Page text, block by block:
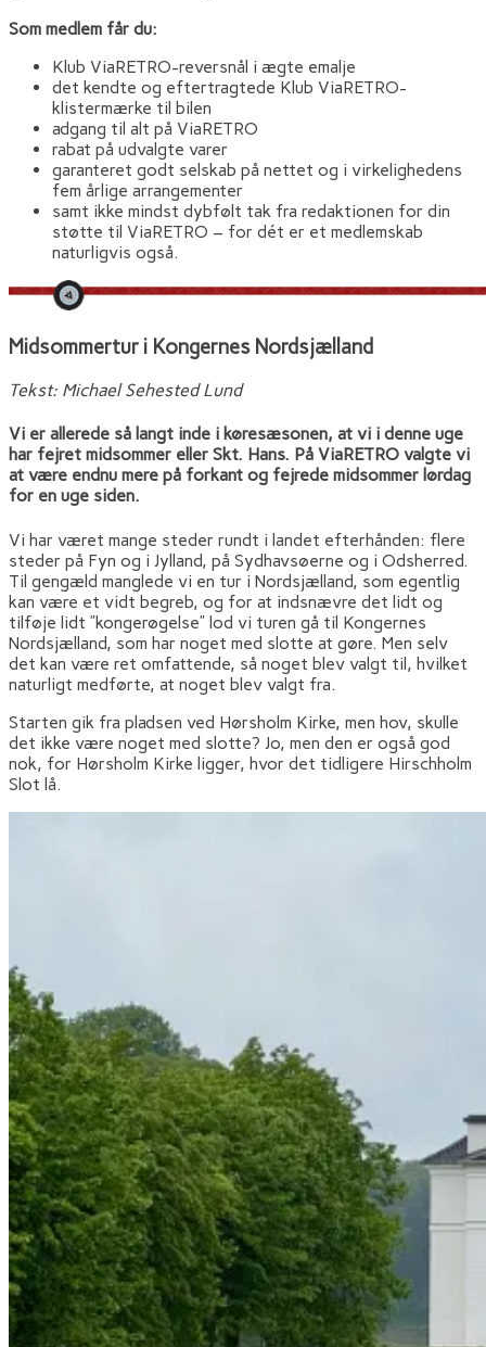
Som medlem får du:
Klub ViaRETRO-reversnål i ægte emalje
det kendte og eftertragtede Klub ViaRETRO-
klistermærke til bilen
adgang til alt på ViaRETRO
rabat på udvalgte varer
garanteret godt selskab på nettet og i virkelighedens
fem årlige arrangementer
samt ikke mindst dybfølt tak fra redaktionen for din
støtte til ViaRETRO – for dét er et medlemskab
naturligvis også.
Midsommertur i Kongernes Nordsjælland
Tekst: Michael Sehested Lund
Vi er allerede så langt inde i køresæsonen, at vi i denne uge
har fejret midsommer eller Skt. Hans. På ViaRETRO valgte vi
at være endnu mere på forkant og fejrede midsommer lørdag
for en uge siden.
Vi har været mange steder rundt i landet efterhånden: flere
steder på Fyn og i Jylland, på Sydhavsøerne og i Odsherred.
Til gengæld manglede vi en tur i Nordsjælland, som egentlig
kan være et vidt begreb, og for at indsnævre det lidt og
tilføje lidt ”kongerøgelse” lod vi turen gå til Kongernes
Nordsjælland, som har noget med slotte at gøre. Men selv
det kan være ret omfattende, så noget blev valgt til, hvilket
naturligt medførte, at noget blev valgt fra.
Starten gik fra pladsen ved Hørsholm Kirke, men hov, skulle
det ikke være noget med slotte? Jo, men den er også god
nok, for Hørsholm Kirke ligger, hvor det tidligere Hirschholm
Slot lå.